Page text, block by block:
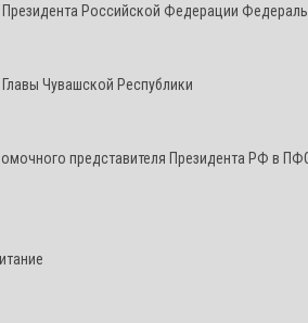
Президента Российской Федерации
Чувашской Республики
представителя Президента РФ в